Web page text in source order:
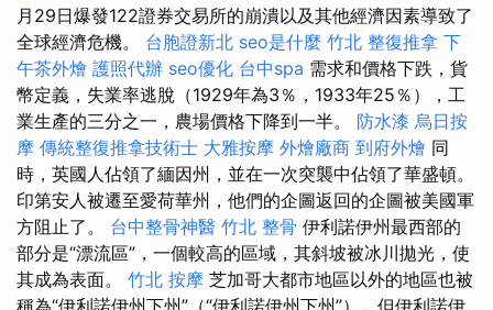
月29日爆發122證券交易所的崩潰以及其他經濟因素導致了
全球經濟危機。 台胞證新北 seo是什麼 竹北 整復推拿 下
午茶外燴 護照代辦 seo優化 台中spa 需求和價格下跌，貨
幣定義，失業率逃脫（1929年為3％，1933年25％），工
業生產的三分之一，農場價格下降到一半。 防水漆 烏日按
摩 傳統整復推拿技術士 大雅按摩 外燴廠商 到府外燴 同
時，英國人佔領了緬因州，並在一次突襲中佔領了華盛頓。
印第安人被遷至愛荷華州，他們的企圖返回的企圖被美國軍
方阻止了。 台中整骨神醫 竹北 整骨 伊利諾伊州最西部的
部分是“漂流區”，一個較高的區域，其斜坡被冰川拋光，使
其成為表面。 竹北 按摩 芝加哥大都市地區以外的地區也被
稱為“伊利諾伊州下州”（“伊利諾伊州下州”），但伊利諾伊